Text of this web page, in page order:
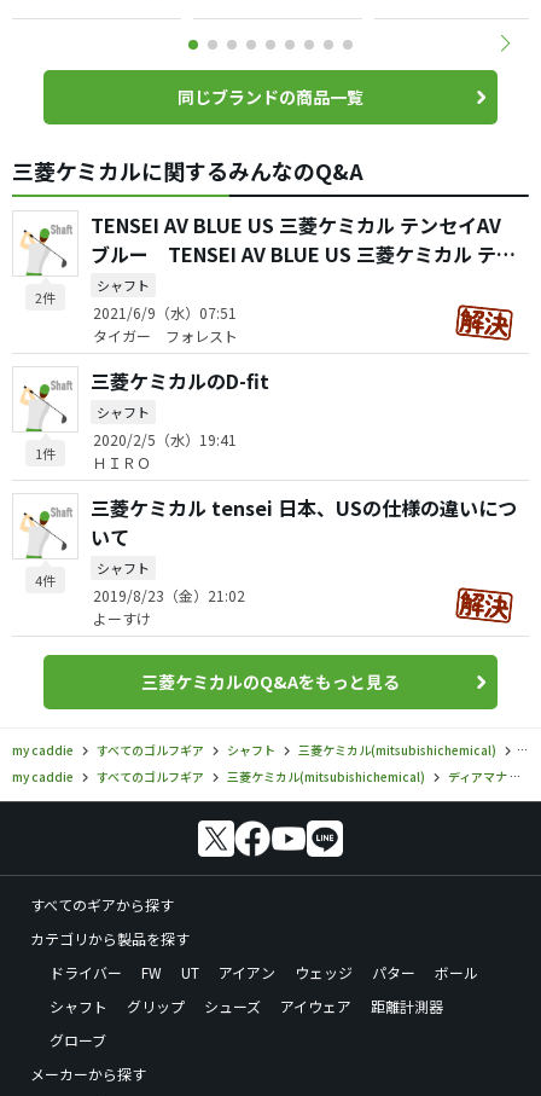
同じブランドの商品一覧
三菱ケミカルに関するみんなのQ&A
2件
TENSEI AV BLUE US 三菱ケミカル テンセイAV
ブルー TENSEI AV BLUE US 三菱ケミカル テン
セイAV RAWブルー
シャフト
2021/6/9（水）07:51
タイガー フォレスト
1件
三菱ケミカルのD-fit
シャフト
2020/2/5（水）19:41
ＨＩＲＯ
4件
三菱ケミカル tensei 日本、USの仕様の違いにつ
いて
シャフト
2019/8/23（金）21:02
よーすけ
三菱ケミカルのQ&Aをもっと見る
my caddie すべてのゴルフギア シャフト 三菱ケミカル(mitsubishichemical)
デ
my caddie
すべてのゴルフギア 三菱ケミカル(mitsubishichemical) ディアマナ
すべてのギアから探す
カテゴリから製品を探す
ドライバー
FW UT アイアン ウェッジ パター
ボール
シャフト
グリップ シューズ アイウェア
距離計測器
グローブ
メーカーから探す